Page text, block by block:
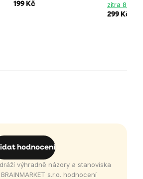
199 Kč
zítra 8.8. u
299 Kč
hodnocení
výhradně názory a stanoviska
s.r.o. hodnocení